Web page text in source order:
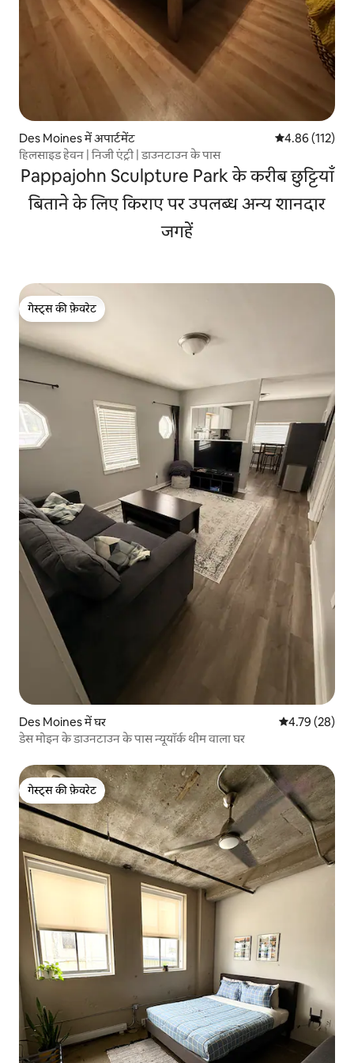
Des Moines में अपार्टमेंट औसत रेटिंग 5 में से
4.86 (112)
हिलसाइड हेवन | निजी एंट्री | डाउनटाउन के पास
Pappajohn Sculpture Park के करीब छुट्टियाँ
बिताने के लिए किराए पर उपलब्ध अन्य शानदार
जगहें
गेस्ट्स की फ़ेवरेट
गेस्ट्स की फ़ेवरेट
Des Moines में घर औसत रेटिंग 5 में
4.79 (28)
डेस मोइन के डाउनटाउन के पास न्यूयॉर्क थीम वाला घर
गेस्ट्स की फ़ेवरेट
गेस्ट्स की फ़ेवरेट